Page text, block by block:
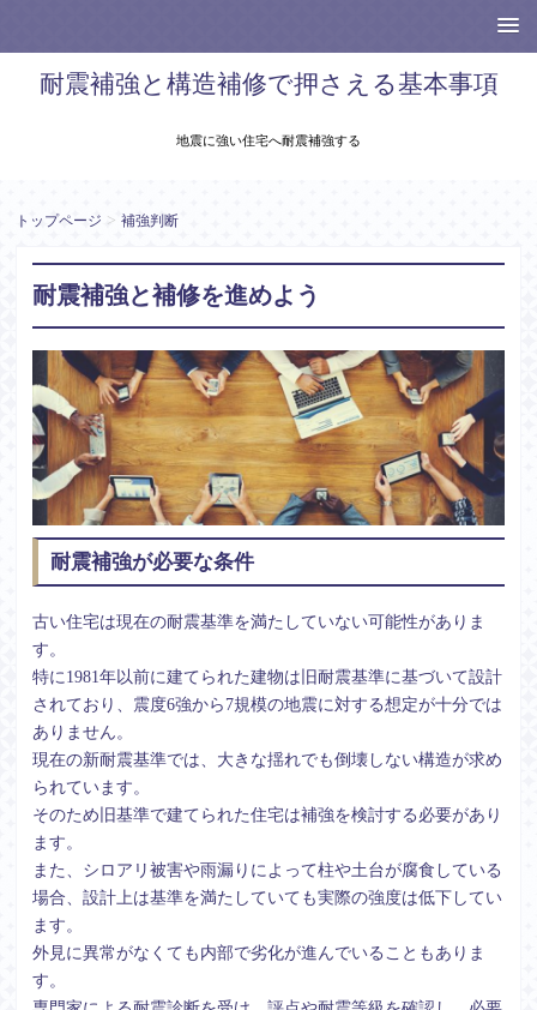
耐震補強と構造補修で押さえる基本事項
地震に強い住宅へ耐震補強する
トップページ > 補強判断
耐震補強と補修を進めよう
耐震補強が必要な条件
古い住宅は現在の耐震基準を満たしていない可能性がありま
す。
特に1981年以前に建てられた建物は旧耐震基準に基づいて設計
されており、震度6強から7規模の地震に対する想定が十分では
ありません。
現在の新耐震基準では、大きな揺れでも倒壊しない構造が求め
られています。
そのため旧基準で建てられた住宅は補強を検討する必要があり
ます。
また、シロアリ被害や雨漏りによって柱や土台が腐食している
場合、設計上は基準を満たしていても実際の強度は低下してい
ます。
外見に異常がなくても内部で劣化が進んでいることもありま
す。